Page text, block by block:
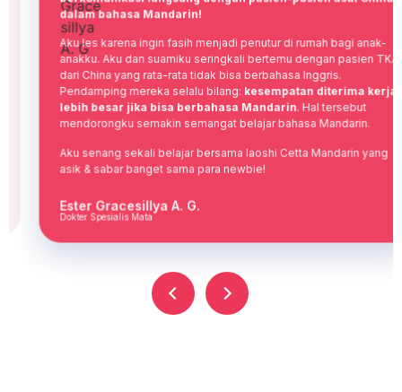
dalam bahasa Mandarin!
Aku les karena ingin fasih menjadi penutur di rumah bagi anak-
anakku. Aku dan suamiku seringkali bertemu dengan pasien TKA
dari China yang rata-rata tidak bisa berbahasa Inggris.
Pendamping mereka selalu bilang:kesempatan diterima kerja
lebih besar jika bisa berbahasa Mandarin. Hal tersebut
mendorongku semakin semangat belajar bahasa Mandarin.
Aku senang sekali belajar bersama laoshi Cetta Mandarin yang
asik & sabar banget sama para newbie!
Ester Gracesillya A. G.
Dokter Spesialis Mata